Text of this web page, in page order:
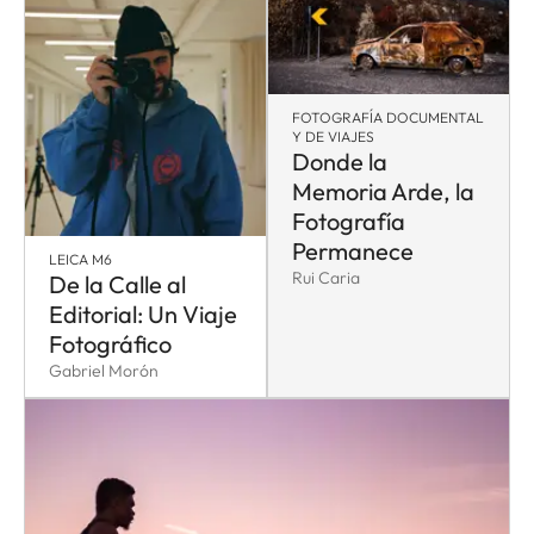
LEICA M6
De la Calle al
Editorial: Un Viaje
Fotográfico
Gabriel Morón
FOTOGRAFÍA DOCUMENTAL
Y DE VIAJES
Donde la
Memoria Arde, la
Fotografía
Permanece
Rui Caria